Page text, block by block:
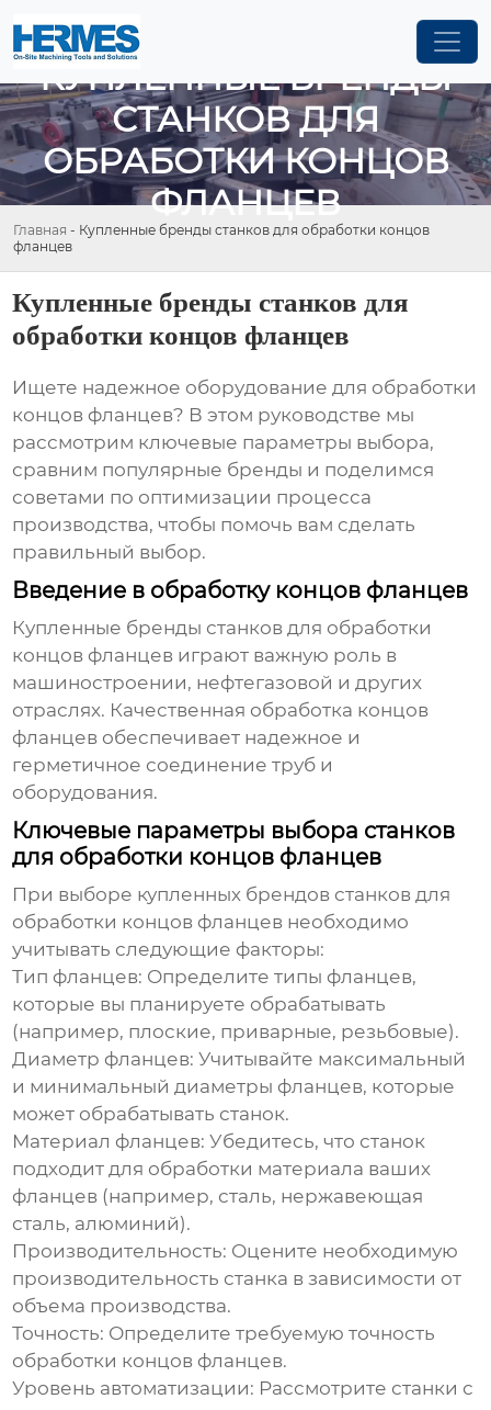
КУПЛЕННЫЕ БРЕНДЫ
СТАНКОВ ДЛЯ
ОБРАБОТКИ КОНЦОВ
ФЛАНЦЕВ
Главная - Купленные бренды станков для обработки концов
фланцев
Купленные бренды станков для
обработки концов фланцев
Ищете надежное оборудование для обработки
концов фланцев? В этом руководстве мы
рассмотрим ключевые параметры выбора,
сравним популярные бренды и поделимся
советами по оптимизации процесса
производства, чтобы помочь вам сделать
правильный выбор.
Введение в обработку концов фланцев
Купленные бренды станков для обработки
концов фланцев играют важную роль в
машиностроении, нефтегазовой и других
отраслях. Качественная обработка концов
фланцев обеспечивает надежное и
герметичное соединение труб и
оборудования.
Ключевые параметры выбора станков
для обработки концов фланцев
При выборе купленных брендов станков для
обработки концов фланцев необходимо
учитывать следующие факторы:
Тип фланцев: Определите типы фланцев,
которые вы планируете обрабатывать
(например, плоские, приварные, резьбовые).
Диаметр фланцев: Учитывайте максимальный
и минимальный диаметры фланцев, которые
может обрабатывать станок.
Материал фланцев: Убедитесь, что станок
подходит для обработки материала ваших
фланцев (например, сталь, нержавеющая
сталь, алюминий).
Производительность: Оцените необходимую
производительность станка в зависимости от
объема производства.
Точность: Определите требуемую точность
обработки концов фланцев.
Уровень автоматизации: Рассмотрите станки с